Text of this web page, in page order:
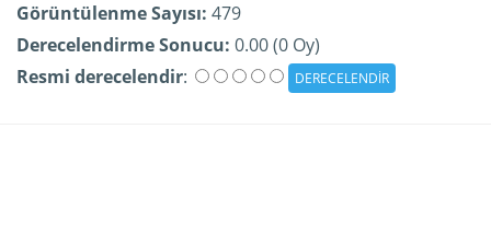
Görüntülenme Sayısı: 479
Derecelendirme Sonucu: 0.00 (0 Oy)
Resmi derecelendir: